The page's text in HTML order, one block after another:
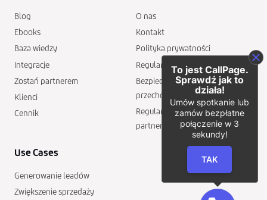
Blog
Ebooks
Baza wiedzy
Integracje
Zostań partnerem
Klienci
Cennik
O nas
Kontakt
Polityka prywatności
Regulamin
Bezpieczeństwo i
przechowywanie danych
Regulamin programu
partnerskiego
Use Cases
Generowanie leadów
Zwiększenie sprzedaży
To jest CallPage.
Sprawdź jak to
działa!
Umów spotkanie lub
zamów bezpłatne
połączenie w 3
sekundy!
TAK